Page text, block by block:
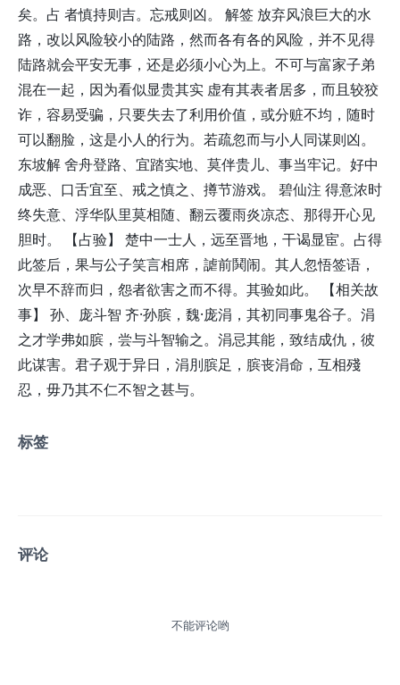
矣。占 者慎持则吉。忘戒则凶。 解签 放弃风浪巨大的水
路，改以风险较小的陆路，然而各有各的风险，并不见得
陆路就会平安无事，还是必须小心为上。不可与富家子弟
混在一起，因为看似显贵其实 虚有其表者居多，而且较狡
诈，容易受骗，只要失去了利用价值，或分赃不均，随时
可以翻脸，这是小人的行为。若疏忽而与小人同谋则凶。
东坡解 舍舟登路、宜踏实地、莫伴贵儿、事当牢记。好中
成恶、口舌宜至、戒之慎之、撙节游戏。 碧仙注 得意浓时
终失意、浮华队里莫相随、翻云覆雨炎凉态、那得开心见
胆时。 【占验】 楚中一士人，远至晋地，干谒显宦。占得
此签后，果与公子笑言相席，謔前鬨闹。其人忽悟签语，
次早不辞而归，怨者欲害之而不得。其验如此。 【相关故
事】 孙、庞斗智 齐·孙膑，魏·庞涓，其初同事鬼谷子。涓
之才学弗如膑，尝与斗智输之。涓忌其能，致结成仇，彼
此谋害。君子观于异日，涓刖膑足，膑丧涓命，互相殘
忍，毋乃其不仁不智之甚与。
标签
评论
不能评论哟